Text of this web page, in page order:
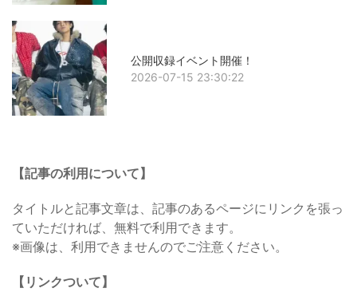
公開収録イベント開催！
2026-07-15 23:30:22
【記事の利用について】
タイトルと記事文章は、記事のあるページにリンクを張っ
ていただければ、無料で利用できます。
※画像は、利用できませんのでご注意ください。
【リンクついて】